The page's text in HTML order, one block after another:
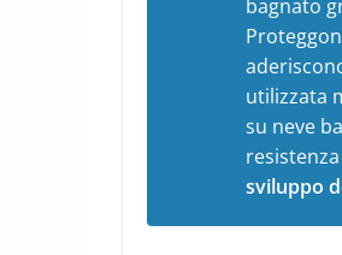
bagnato
utilizzata
su neve
sviluppo